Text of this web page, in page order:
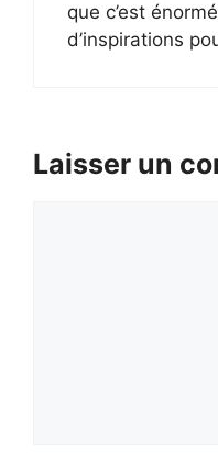
que c’est
d’inspirations
Laisser un